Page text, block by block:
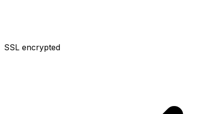
SSL encrypted